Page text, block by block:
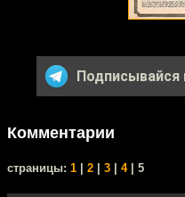
Подписывайся
Комментарии
cтраницы: 1 2 3 4| 5